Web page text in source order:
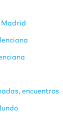
Madrid
encuentros